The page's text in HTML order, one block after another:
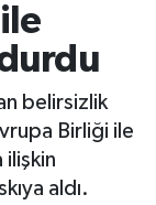
belirsizlik
Birliği ile
ilişkin
aldı.